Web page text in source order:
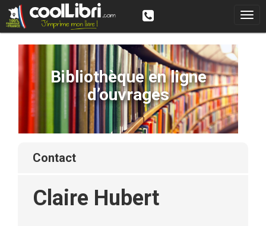
Bibliothèque en ligne
d’ouvrages
contact
Claire Hubert